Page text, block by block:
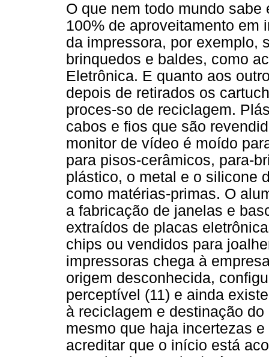
O que nem todo mundo
100% de aproveitamento em
da impressora, por exemplo,
brinquedos e baldes, como
Eletrônica. E quanto aos
depois de retirados os
proces-so de reciclagem.
cabos e fios que são
monitor de vídeo é moído
para pisos-cerâmicos, para-
plástico, o metal e o silicone
como matérias-primas. O
a fabricação de janelas e
extraídos de placas
chips ou vendidos para
impressoras chega à
origem desconhecida,
perceptível (11) e ainda
à reciclagem e destinação
mesmo que haja incertezas
acreditar que o início está